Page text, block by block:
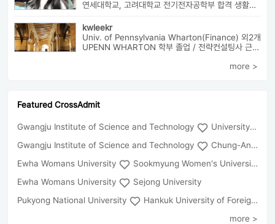
연세대학교, 고려대학교 전기전자공학부 합격 생활기록부, 내신, 활동 등...
kwleekr
Univ. of Pennsylvania Wharton(Finance) 외2개
UPENN WHARTON 학부 졸업 / 전략컨설팅사 근무 / HBS MBA 재학 중 ...
more >
Featured CrossAdmit
Gwangju Institute of Science and Technology
University of Seoul
Gwangju Institute of Science and Technology
Chung-Ang University
Ewha Womans University
Sookmyung Women's University
Ewha Womans University
Sejong University
Pukyong National University
Hankuk University of Foreign Studies(Global Campus
more >